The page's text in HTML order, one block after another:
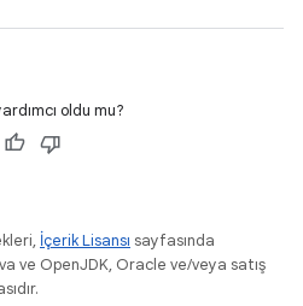
oldu mu?
İçerik Lisansı sayfasında
ve OpenJDK, Oracle ve/veya satış